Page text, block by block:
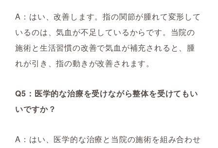
A：はい、改善します。指の関節が腫れて変形して
いるのは、気血が不足しているからです。当院の
施術と生活習慣の改善で気血が補充されると、腫
れが引き、指の動きが改善されます。
Q5：医学的な治療を受けながら整体を受けてもい
いですか？
A：はい、医学的な治療と当院の施術を組み合わせ